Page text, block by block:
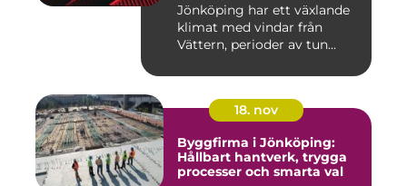
Jönköping har ett växlande
klimat med vindar från
Vättern, perioder av tun...
18. nov
Byggfirma i Jönköping:
Hållbart hantverk, trygga
processer och smarta val